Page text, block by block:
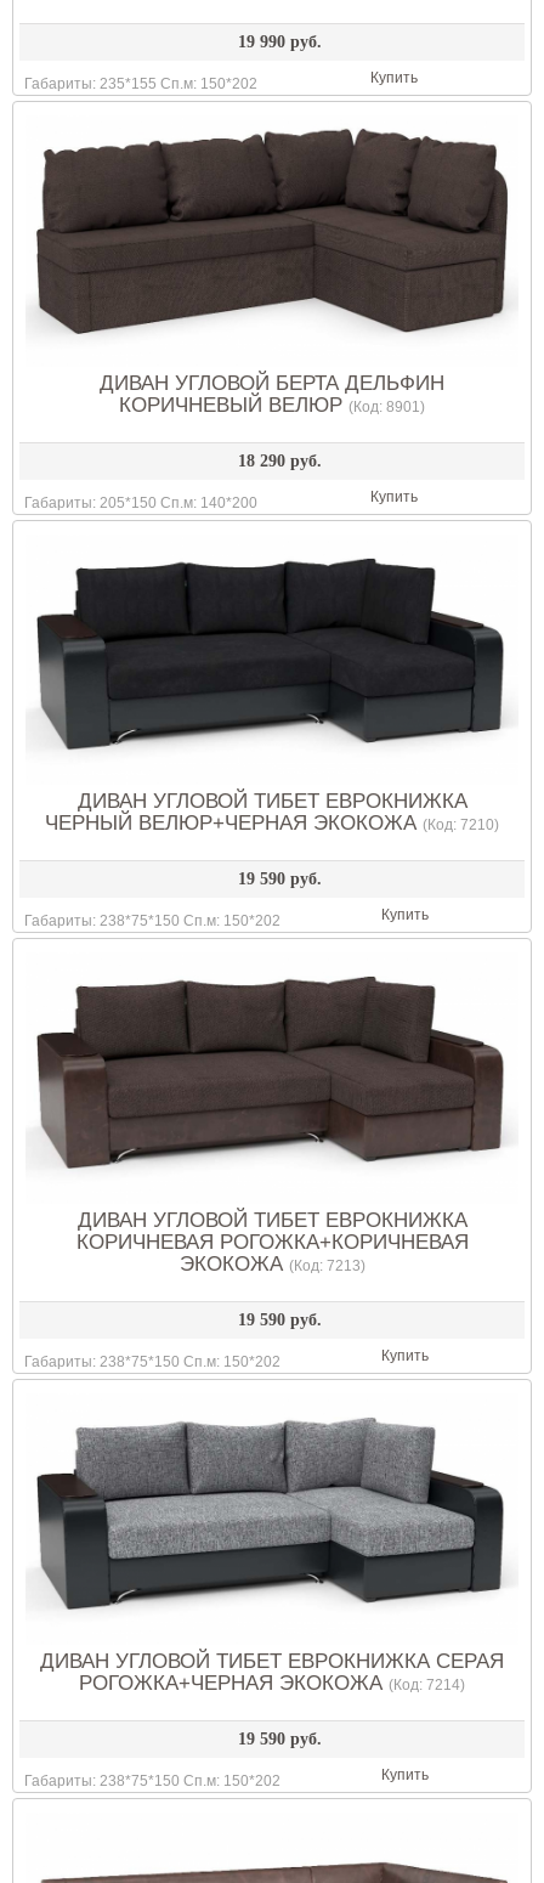
19 990 руб.
Габариты: 235*155 Сп.м: 150*202 Купить
ДИВАН УГЛОВОЙ БЕРТА ДЕЛЬФИН
КОРИЧНЕВЫЙ ВЕЛЮР (Код: 8901 )
18 290 руб.
Габариты: 205*150 Сп.м: 140*200 Купить
ДИВАН УГЛОВОЙ ТИБЕТ ЕВРОКНИЖКА
ЧЕРНЫЙ ВЕЛЮР+ЧЕРНАЯ ЭКОКОЖА (Код: 7210)
19 590 руб.
Габариты: 238*75*150 Сп.м: 150*202 Купить
ДИВАН УГЛОВОЙ ТИБЕТ ЕВРОКНИЖКА
КОРИЧНЕВАЯ РОГОЖКА+КОРИЧНЕВАЯ
ЭКОКОЖА (Код: 7213)
19 590 руб.
Габариты: 238*75*150 Сп.м: 150*202 Купить
ДИВАН УГЛОВОЙ ТИБЕТ ЕВРОКНИЖКА СЕРАЯ
РОГОЖКА+ЧЕРНАЯ ЭКОКОЖА (Код: 7214)
19 590 руб.
Габариты: 238*75*150 Сп.м: 150*202 Купить